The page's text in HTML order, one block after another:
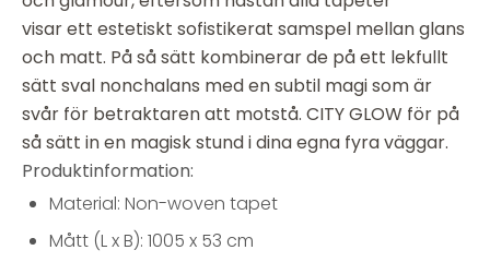
visar ett estetiskt sofistikerat samspel mellan glans
och matt. På så sätt kombinerar de på ett lekfullt
sätt sval nonchalans med en subtil magi som är
svår för betraktaren att motstå. CITY GLOW för på
så sätt in en magisk stund i dina egna fyra väggar.
Produktinformation:
Material: Non-woven tapet
Mått (L x B): 1005 x 53 cm